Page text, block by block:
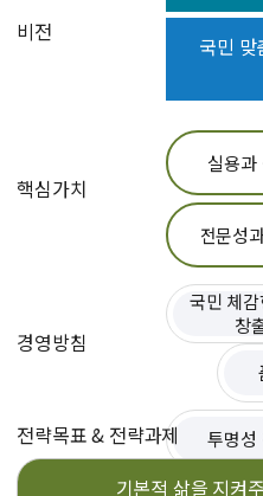
비전
국민 맞
핵심가치
실용과
전문성
경영방침
국민 체
창
투명성
전략목표 & 전략과제
기본적 삶을 지켜